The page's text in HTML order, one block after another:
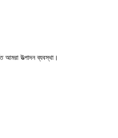
আমরা উত্পাদন ব্যবস্থা।